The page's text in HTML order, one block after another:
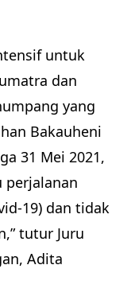
untuk
dan
yang
Bakauheni
31 Mei 2021,
perjalanan
19) dan tidak
tutur Juru
Adita